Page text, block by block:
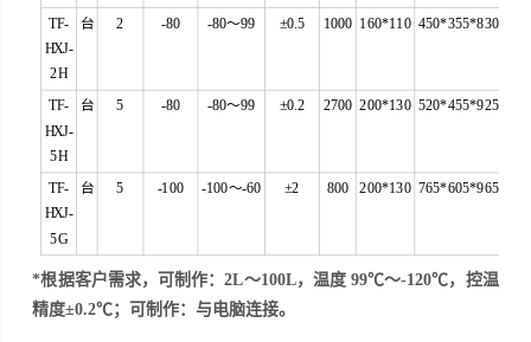
TF-
HXJ-
2H
台 2 -80 -80～99 ±0.5 1000 160*110 450*355*830
TF-
HXJ-
5H
台 5 -80 -80～99 ±0.2 2700 200*130 520*455*925
TF-
HXJ-
5G
台 5 -100 -100～-60 ±2 800 200*130 765*605*965
*根据客户需求，可制作：2L～100L，温度 99℃～-120℃，控温
精度±0.2℃；可制作：与电脑连接。